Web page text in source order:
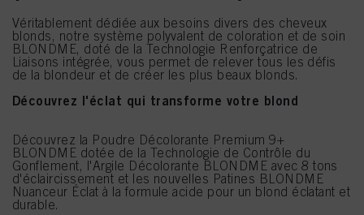
Véritablement dédiée aux besoins divers des cheveux
blonds, notre système polyvalent de coloration et de soin
BLONDME, doté de la Technologie Renforçatrice de
Liaisons intégrée, vous permet de relever tous les défis
de la blondeur et de créer les plus beaux blonds.
Découvrez l'éclat qui transforme votre blond
Découvrez la Poudre Décolorante Premium 9+
BLONDME dotée de la Technologie de Contrôle du
Gonflement, l'Argile Décolorante BLONDME avec 8 tons
d'éclaircissement et les nouvelles Patines BLONDME
Nuanceur Éclat à la formule acide pour un blond éclatant et
durable.